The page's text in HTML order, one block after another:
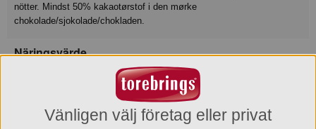
nötter. Mindst 50% kakaotørstof i den mørke
chokolade/sjokolade/chokladen.
Näringsvärde
Tillagningsstatus: Ej tillagad
Energi 442 kcal
Fett 23 gVänligen välj företag eller privat